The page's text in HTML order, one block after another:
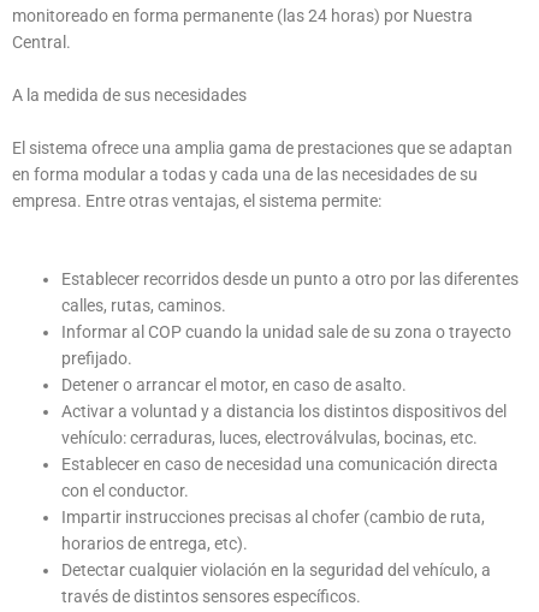
monitoreado en forma permanente (las 24 horas) por Nuestra
Central.
A la medida de sus necesidades
El sistema ofrece una amplia gama de prestaciones que se adaptan
en forma modular a todas y cada una de las necesidades de su
empresa. Entre otras ventajas, el sistema permite:
Establecer recorridos desde un punto a otro por las diferentes
calles, rutas, caminos.
Informar al COP cuando la unidad sale de su zona o trayecto
prefijado.
Detener o arrancar el motor, en caso de asalto.
Activar a voluntad y a distancia los distintos dispositivos del
vehículo: cerraduras, luces, electroválvulas, bocinas, etc.
Establecer en caso de necesidad una comunicación directa
con el conductor.
Impartir instrucciones precisas al chofer (cambio de ruta,
horarios de entrega, etc).
Detectar cualquier violación en la seguridad del vehículo, a
través de distintos sensores específicos.